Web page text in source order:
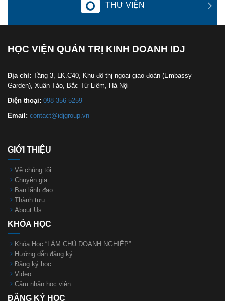
THƯ VIỆN
HỌC VIỆN QUẢN TRỊ KINH DOANH IDJ
Địa chỉ: Tầng 3, LK.C40, Khu đô thị ngoại giao đoàn (Embassy
Garden), Xuân Tảo, Bắc Từ Liêm, Hà Nội
Điện thoại: 098 356 5259
Email: contact@idjgroup.vn
GIỚI THIỆU
Về chúng tôi
Chuyên gia
Ban lãnh đạo
Thành tựu
About Us
KHÓA HỌC
Khóa Học “LÀM CHỦ DOANH NGHIỆP”
Hướng dẫn đăng ký
Đăng ký học
Video
Cảm nhận học viên
ĐĂNG KÝ HỌC